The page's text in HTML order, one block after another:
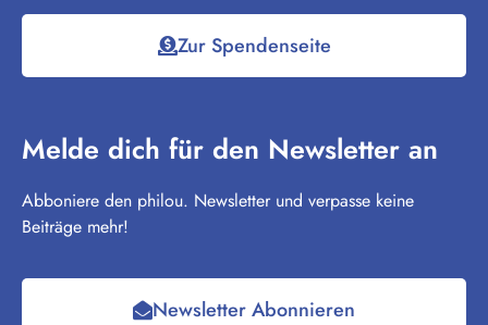
Zur Spendenseite
Melde dich für den Newsletter an
Abboniere den philou. Newsletter und verpasse keine
Beiträge mehr!
Newsletter Abonnieren